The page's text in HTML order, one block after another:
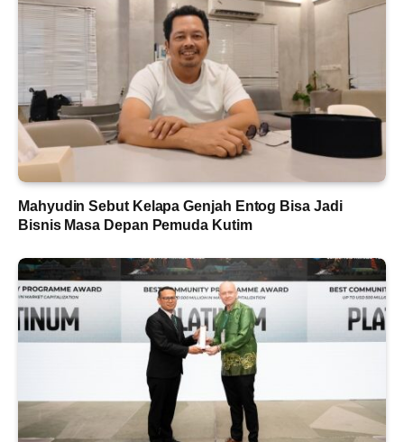
Mahyudin Sebut Kelapa Genjah Entog Bisa Jadi
Bisnis Masa Depan Pemuda Kutim